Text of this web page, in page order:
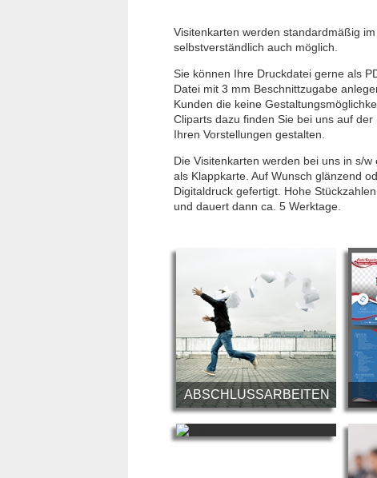
Visitenkarten werden standardmäßig
selbstverständlich auch möglich.
Sie können Ihre Druckdatei gerne als
Datei mit 3 mm Beschnittzugabe
Kunden die keine
Cliparts dazu finden Sie bei uns auf der
Ihren Vorstellungen gestalten.
Die Visitenkarten werden bei uns in s/
als Klappkarte. Auf Wunsch glänzend
Digitaldruck gefertigt. Hohe
und dauert dann ca. 5 Werktage.
ABSCHLUSSARBEITEN